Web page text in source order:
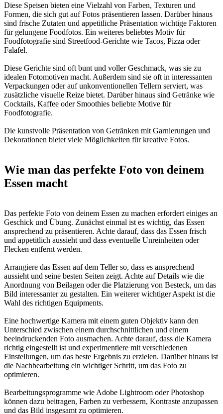
Diese Speisen bieten eine Vielzahl von Farben, Texturen und
Formen, die sich gut auf Fotos präsentieren lassen. Darüber hinaus
sind frische Zutaten und appetitliche Präsentation wichtige Faktoren
für gelungene Foodfotos. Ein weiteres beliebtes Motiv für
Foodfotografie sind Streetfood-Gerichte wie Tacos, Pizza oder
Falafel.
Diese Gerichte sind oft bunt und voller Geschmack, was sie zu
idealen Fotomotiven macht. Außerdem sind sie oft in interessanten
Verpackungen oder auf unkonventionellen Tellern serviert, was
zusätzliche visuelle Reize bietet. Darüber hinaus sind Getränke wie
Cocktails, Kaffee oder Smoothies beliebte Motive für
Foodfotografie.
Die kunstvolle Präsentation von Getränken mit Garnierungen und
Dekorationen bietet viele Möglichkeiten für kreative Fotos.
Wie man das perfekte Foto von deinem
Essen macht
Das perfekte Foto von deinem Essen zu machen erfordert einiges an
Geschick und Übung. Zunächst einmal ist es wichtig, das Essen
ansprechend zu präsentieren. Achte darauf, dass das Essen frisch
und appetitlich aussieht und dass eventuelle Unreinheiten oder
Flecken entfernt werden.
Arrangiere das Essen auf dem Teller so, dass es ansprechend
aussieht und seine besten Seiten zeigt. Achte auf Details wie die
Anordnung von Beilagen oder die Platzierung von Besteck, um das
Bild interessanter zu gestalten. Ein weiterer wichtiger Aspekt ist die
Wahl des richtigen Equipments.
Eine hochwertige Kamera mit einem guten Objektiv kann den
Unterschied zwischen einem durchschnittlichen und einem
beeindruckenden Foto ausmachen. Achte darauf, dass die Kamera
richtig eingestellt ist und experimentiere mit verschiedenen
Einstellungen, um das beste Ergebnis zu erzielen. Darüber hinaus ist
die Nachbearbeitung ein wichtiger Schritt, um das Foto zu
optimieren.
Bearbeitungsprogramme wie Adobe Lightroom oder Photoshop
können dazu beitragen, Farben zu verbessern, Kontraste anzupassen
und das Bild insgesamt zu optimieren.